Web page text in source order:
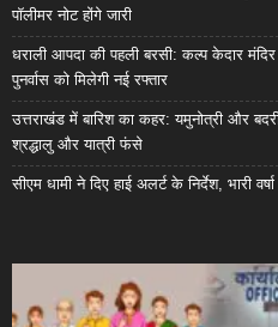
पॉलीमर नोट होंगे जारी
धराली आपदा की पहली बरसी: कल्प केदार मंदिर
पुनर्वास को मिलेगी नई रफ्तार
उत्तराखंड में बारिश का कहर: यमुनोत्री और
श्रद्धालु और यात्री फंसे
सीएम धामी ने दिए हाई अलर्ट के निर्देश, भारी